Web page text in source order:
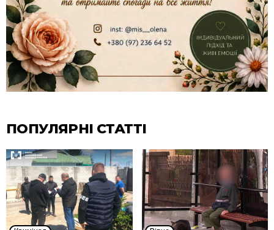
ПОПУЛЯРНІ СТАТТІ